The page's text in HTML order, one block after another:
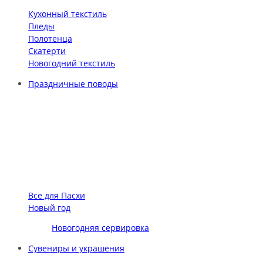
Кухонный текстиль
Пледы
Полотенца
Скатерти
Новогодний текстиль
Праздничные поводы
Все для Пасхи
Новый год
Новогодняя сервировка
Сувениры и украшения